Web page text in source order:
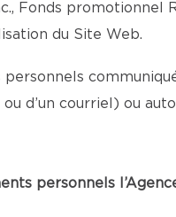
Fonds promotionnel
du Site Web.
personnels
ou d’un courriel) ou
personnels